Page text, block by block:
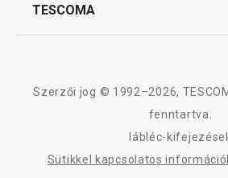
Reklamáció és termékvisszaküldés
TESCOMA
Szerzői jog © 1992–2026,
fenntartva.
lábléc-
Sütikkel kapcsolatos